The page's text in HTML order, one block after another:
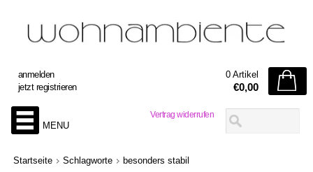
Vertrag widerrufen
anmelden
jetzt registrieren
0 Artikel
€0,00
MENU
Startseite Schlagworte besonders stabil